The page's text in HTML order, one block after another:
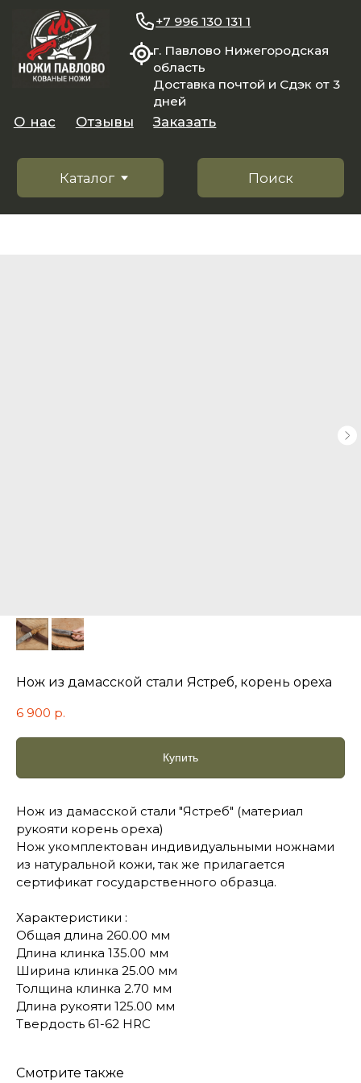
область
Доставка почтой и Сдэк от 3
Поиск
Каталог
Заказать
+7 996 130 131 1
Нож из дамасской стали Ястреб, корень ореха
6 900 р.
Купить
Нож из дамасской стали "Ястреб" (материал
рукояти корень ореха)
Нож укомплектован индивидуальными ножнами
из натуральной кожи, так же прилагается
сертификат государственного образца.
Характеристики :
Общая длина 260.00 мм
Длина клинка 135.00 мм
Ширина клинка 25.00 мм
Толщина клинка 2.70 мм
Длина рукояти 125.00 мм
Твердость 61-62 HRC
Смотрите также